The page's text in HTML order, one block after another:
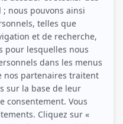
(Marie)